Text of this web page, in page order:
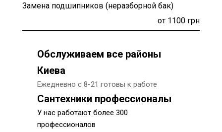
Замена подшипников (неразборной бак)
от 1100 грн
Обслуживаем все районы
Киева
Ежедневно с 8-21 готовы к работе
Сантехники профессионалы
У нас работают более 300
профессионалов